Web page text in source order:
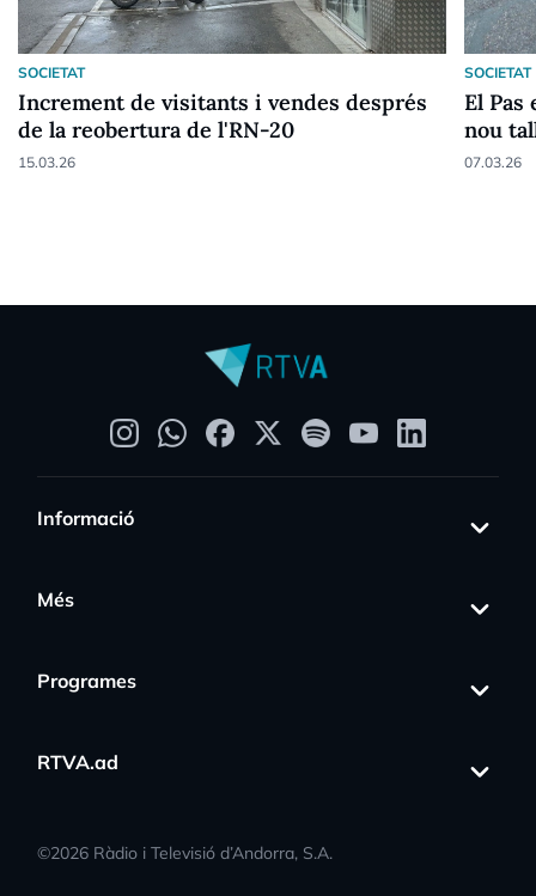
SOCIETAT
Increment de visitants i vendes després
de la reobertura de l'RN-20
15.03.26
SOCIETAT
El
nou
07.03.26
Informació
Més
Programes
RTVA.ad
©2026 Ràdio i Televisió d’Andorra, S.A.